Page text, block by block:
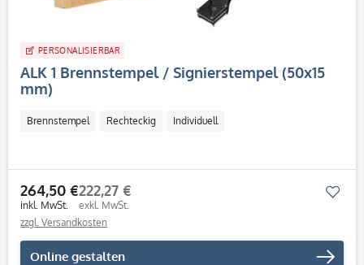
PERSONALISIERBAR
ALK 1 Brennstempel / Signierstempel (50x15
mm)
Brennstempel Rechteckig Individuell
264,50 €
inkl. MwSt.
222,27 €
exkl. MwSt.
zzgl. Versandkosten
Online gestalten